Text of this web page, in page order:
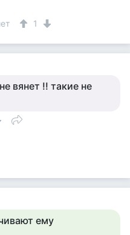
1
вянет !! такие не
ему